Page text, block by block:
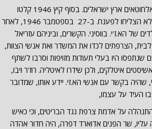
רשל עצמה היתה מעורבת יחד עם מפקדיה בהצלתם ממאסר של אלחוטאים ארץ ישראלים. בסוף קיץ 1946 קלטו
שירותי הריגול הנגדי הצרפתי שידורי אלחוט בלתי מזוהים, אותם הם לא הצליחו לפענח. ב-27 בספטמבר 1946, לאחר
של הא.ז'י. בווסיני. הקשרים, וביניהם עזריאל
לבית, הצרפתים לכדו את המשדר ואת אנשי הצוות,
היו בעלי תעודות מזויפות וסרבו לשתף
איטלקים, ולכן שידרו לאיטליה. רוז'ר ויבו,
בקשר עם אנשי הא.זי. יידע אותו, שמדובר
העיד על עצמו,
על אדמת צרפת נגד הבריטים, וכי כאיש
שר הפנים אדוארד דפרה, היה חדור אהדה